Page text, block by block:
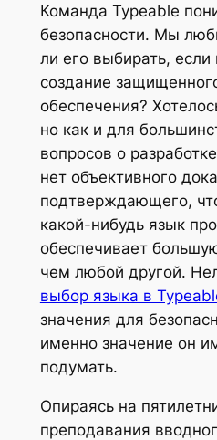
Команда Typeable
безопасности. Мы
ли его выбирать,
создание
обеспечения?
но как и для
вопросов о
нет объективного
подтверждающего,
какой-нибудь язык
обеспечивает
чем любой другой.
выбор языка в
значения для
именно значение он
подумать.
Опираясь на
преподавания